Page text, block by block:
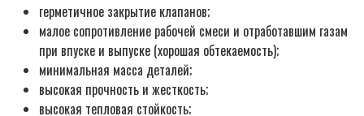
герметичное закрытие клапанов;
малое сопротивление рабочей смеси и отработавшим газам
при впуске и выпуске (хорошая обтекаемость);
минимальная масса деталей;
высокая прочность и жесткость;
высокая тепловая стойкость;